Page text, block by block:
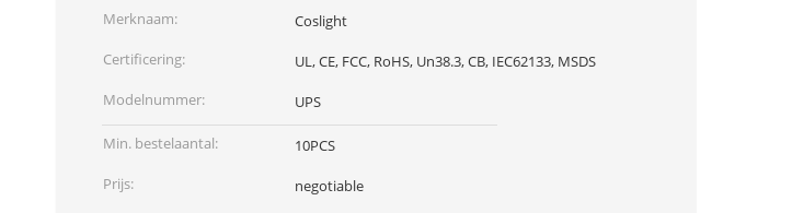
Merknaam:
Coslight
Certificering:
UL, CE, FCC, RoHS, Un38.3, CB, IEC62133, MSDS
Modelnummer:
UPS
Min. bestelaantal:
10PCS
Prijs:
negotiable